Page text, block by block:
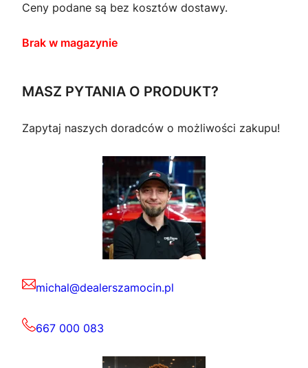
Ceny podane są bez kosztów dostawy.
Brak w magazynie
MASZ PYTANIA O PRODUKT?
Zapytaj naszych doradców o możliwości zakupu!
michal@dealerszamocin.pl
667 000 083